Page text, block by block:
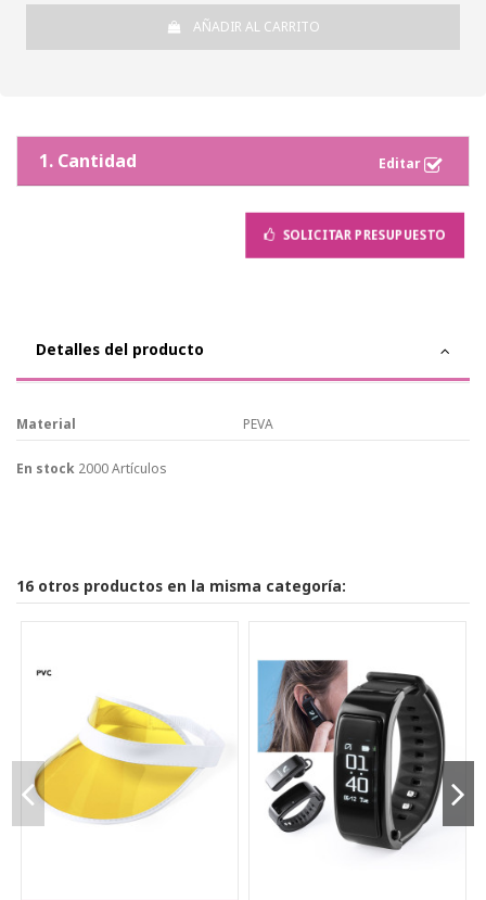
AÑADIR AL CARRITO
1. Cantidad
SOLICITAR PRESUPUESTO
Detalles del producto
Material PEVA
En stock 2000 Artículos
16 otros productos en la misma categoría: